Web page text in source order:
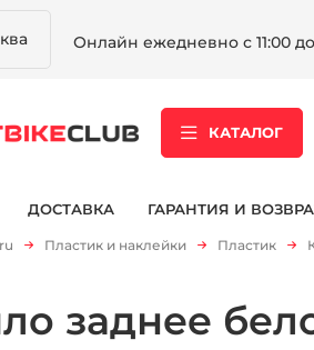
Онлайн ежедневно с 11:00 до
КАТАЛОГ
ДОСТАВКА ГАРАНТИЯ И
Пластик и наклейки Пластик
заднее